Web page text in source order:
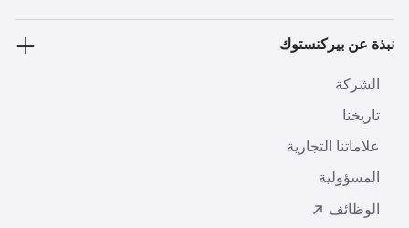
نبذة عن بيركنستوك
الشركة
تاريخنا
علاماتنا التجارية
المسؤولية
الوظائف